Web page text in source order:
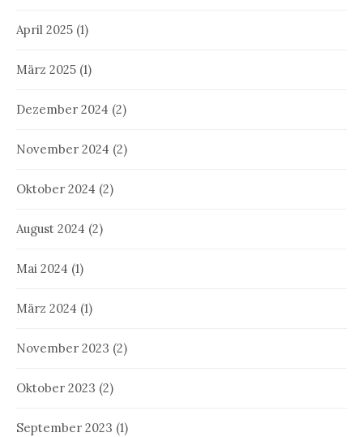
April 2025 (1)
März 2025 (1)
Dezember 2024 (2)
November 2024 (2)
Oktober 2024 (2)
August 2024 (2)
Mai 2024 (1)
März 2024 (1)
November 2023 (2)
Oktober 2023 (2)
September 2023 (1)